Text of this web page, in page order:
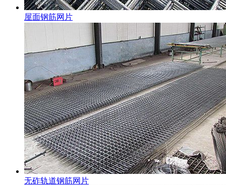
屋面钢筋网片
无砟轨道钢筋网片